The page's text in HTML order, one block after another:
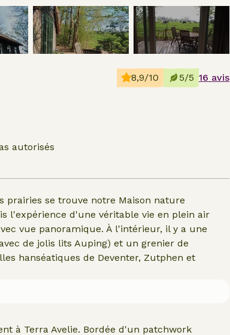
autorisés
8,9/10 5/5 16 avis
prairies se trouve notre Maison nature
l'expérience d'une véritable vie en plein air
vue panoramique. À l'intérieur, il y a une
de jolis lits Auping) et un grenier de
hanséatiques de Deventer, Zutphen et
à Terra Avelie. Bordée d'un patchwork